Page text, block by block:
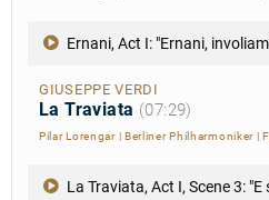
Ernani, Act I: "Ernani,
GIUSEPPE VERDI
La Traviata (07:29)
Pilar Lorengar| Berliner Philharmoniker |
La Traviata, Act I, Scene 3: "E